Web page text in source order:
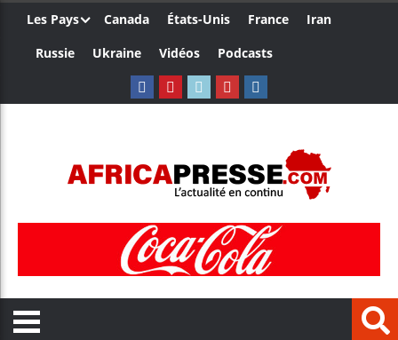
Les Pays Canada États-Unis France
Iran
Russie
Ukraine Vidéos Podcasts